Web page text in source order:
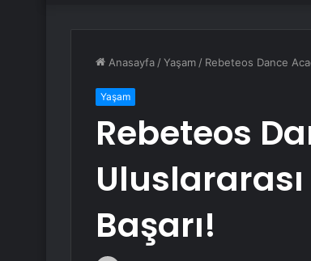
Anasayfa /Yaşam / Rebeteos Dance
Yaşam
Rebeteos
Başarı!